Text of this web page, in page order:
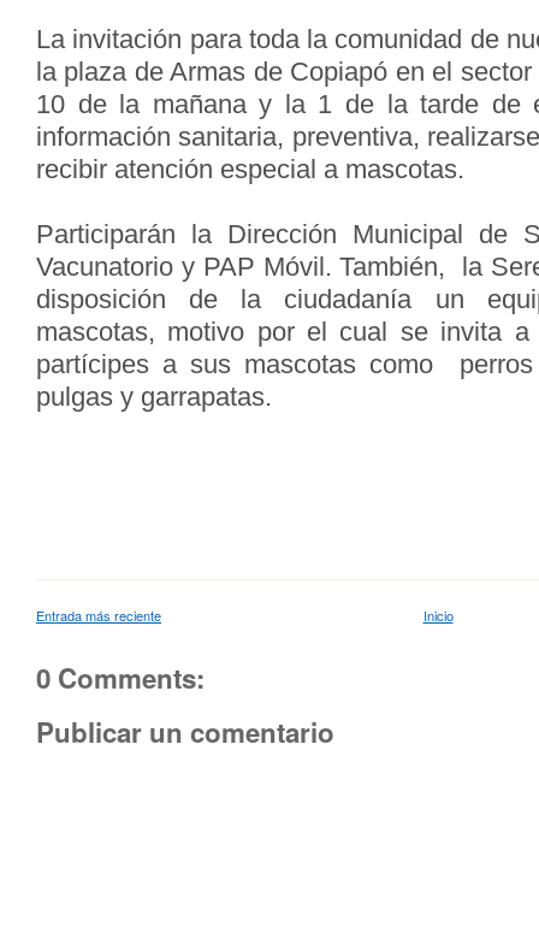
La invitación para toda la comunidad de
la plaza de Armas de Copiapó en el
10 de la mañana y la 1 de la tarde de
información sanitaria, preventiva,
recibir atención especial a mascotas.
Participarán la Dirección Municipal de
Vacunatorio y PAP Móvil. También, la
disposición de la ciudadanía un
mascotas, motivo por el cual se invita
partícipes a sus mascotas como
pulgas y garrapatas.
Entrada más reciente Inicio
0 Comments:
Publicar un comentario